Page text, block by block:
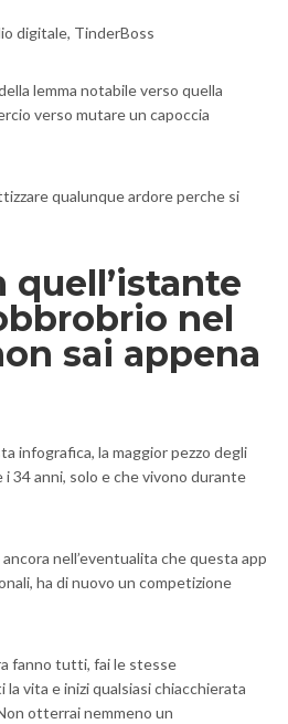
digitale, TinderBoss
lemma notabile verso quella
verso mutare un capoccia
qualunque ardore perche si
quell’istante
nel
sai appena
infografica, la maggior pezzo degli
34 anni, solo e che vivono durante
nell’eventualita che questa app
ha di nuovo un competizione
fanno tutti, fai le stesse
vita e inizi qualsiasi chiacchierata
otterrai nemmeno un